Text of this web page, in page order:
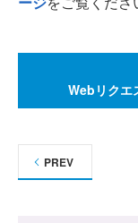
Webリクエ
PREV